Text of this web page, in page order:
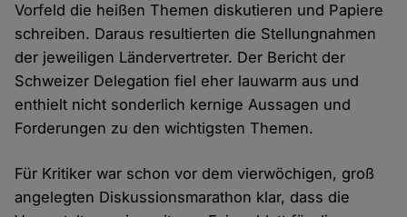
Vorfeld die heißen Themen diskutieren und Papiere
schreiben. Daraus resultierten die Stellungnahmen
der jeweiligen Ländervertreter. Der Bericht der
Schweizer Delegation fiel eher lauwarm aus und
enthielt nicht sonderlich kernige Aussagen und
Forderungen zu den wichtigsten Themen.
Für Kritiker war schon vor dem vierwöchigen, groß
angelegten Diskussionsmarathon klar, dass die